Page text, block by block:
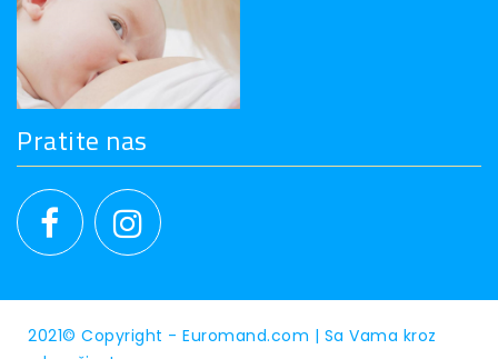
Pratite nas
2021© Copyright - Euromand.com | Sa Vama kroz